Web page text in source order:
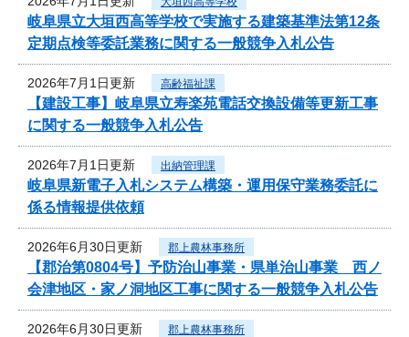
岐阜県立大垣西高等学校で実施する建築基準法第12条
定期点検等委託業務に関する一般競争入札公告
2026年7月1日更新 高齢福祉課
【建設工事】岐阜県立寿楽苑電話交換設備等更新工事
に関する一般競争入札公告
2026年7月1日更新 出納管理課
岐阜県新電子入札システム構築・運用保守業務委託に
係る情報提供依頼
2026年6月30日更新 郡上農林事務所
【郡治第0804号】予防治山事業・県単治山事業 西ノ
会津地区・家ノ洞地区工事に関する一般競争入札公告
2026年6月30日更新 郡上農林事務所